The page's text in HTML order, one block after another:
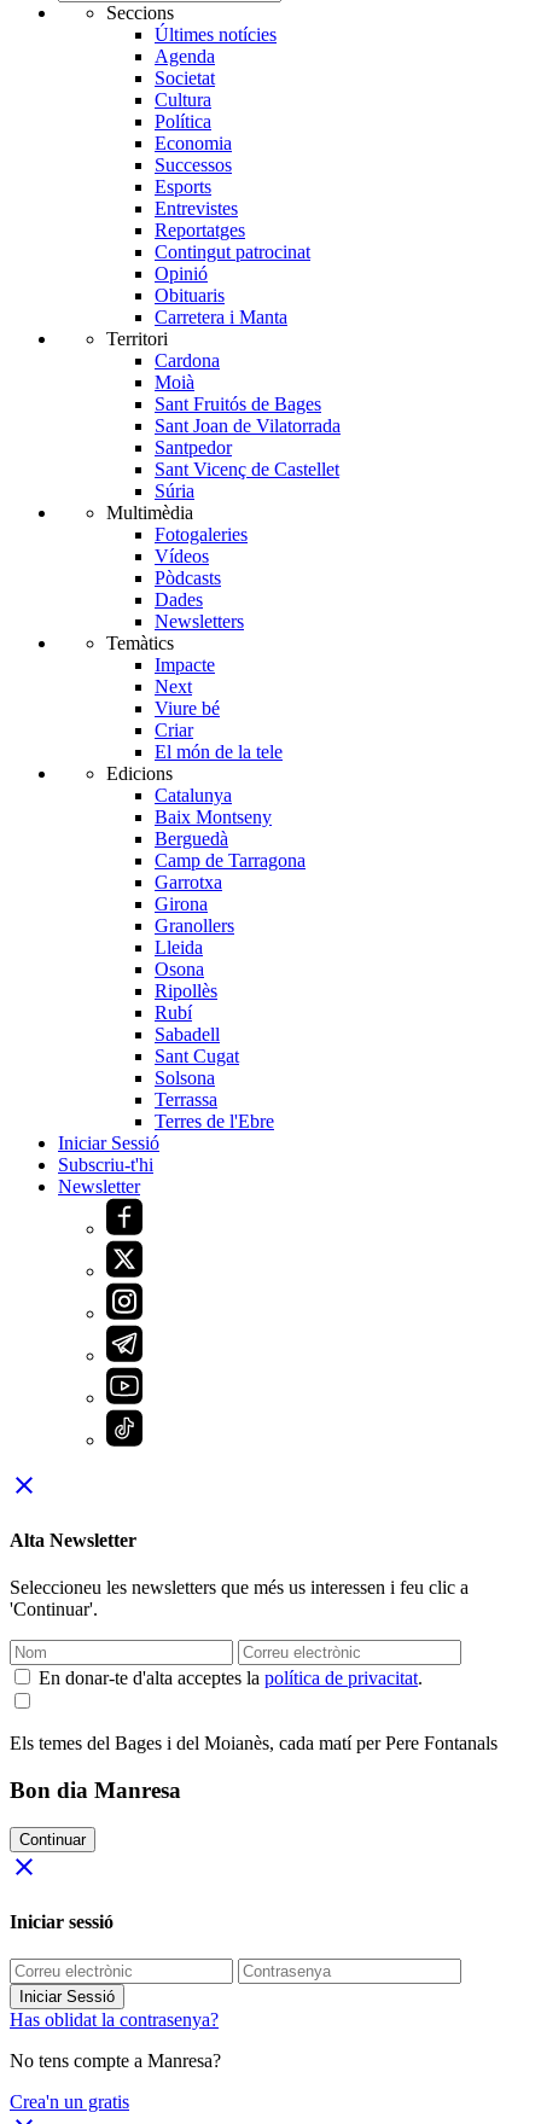
Seccions
Últimes notícies
Agenda
Societat
Cultura
Política
Economia
Successos
Esports
Entrevistes
Reportatges
Contingut patrocinat
Opinió
Obituaris
Carretera i Manta
Territori
Cardona
Moià
Sant Fruitós de Bages
Sant Joan de Vilatorrada
Santpedor
Sant Vicenç de Castellet
Súria
Multimèdia
Fotogaleries
Vídeos
Pòdcasts
Dades
Newsletters
Temàtics
Impacte
Next
Viure bé
Criar
El món de la tele
Edicions
Catalunya
Baix Montseny
Berguedà
Camp de Tarragona
Garrotxa
Girona
Granollers
Lleida
Osona
Ripollès
Rubí
Sabadell
Sant Cugat
Solsona
Terrassa
Terres de l'Ebre
Iniciar Sessió
Subscriu-t'hi
Newsletter
close
Alta Newsletter
Seleccioneu les newsletters que més us interessen i feu clic a
'Continuar'.
En donar-te d'alta acceptes la política de privacitat.
Els temes del Bages i del Moianès, cada matí per Pere Fontanals
Bon dia Manresa
Continuar
close
Iniciar sessió
Iniciar Sessió
Has oblidat la contrasenya?
No tens compte a Manresa?
Crea'n un gratis